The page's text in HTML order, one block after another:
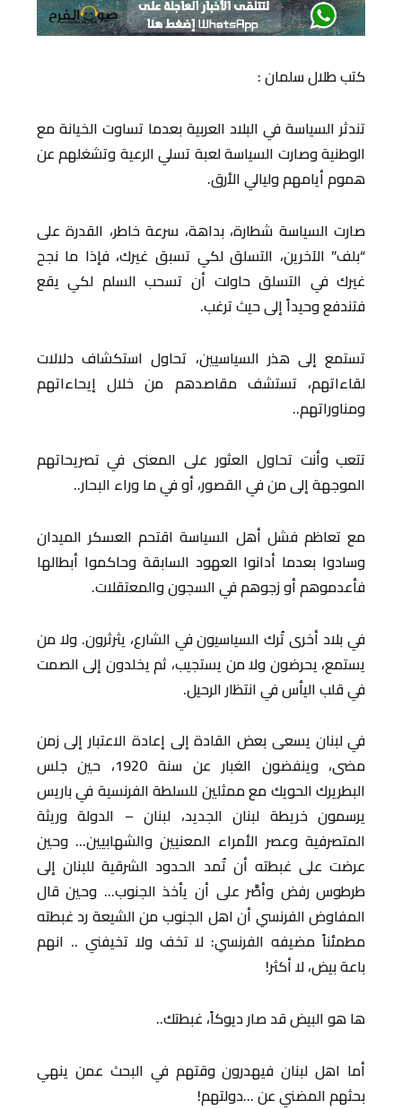
كتب طلال سلمان :
تندثر السياسة في البلاد العربية بعدما تساوت الخيانة مع
الوطنية وصارت السياسة لعبة تسلي الرعية وتشغلهم عن
هموم أيامهم وليالي الأرق.
صارت السياسة شطارة، بداهة، سرعة خاطر، القدرة على
“بلف” الآخرين، التسلق لكي تسبق غيرك، فإذا ما نجح
غيرك في التسلق حاولت أن تسحب السلم لكي يقع
فتندفع وحيداً إلى حيث ترغب.
تستمع إلى هذر السياسيين، تحاول استكشاف دلالات
لقاءاتهم، تستشف مقاصدهم من خلال إيحاءاتهم
ومناوراتهم..
تتعب وأنت تحاول العثور على المعنى في تصريحاتهم
الموجهة إلى من في القصور، أو في ما وراء البحار..
مع تعاظم فشل أهل السياسة اقتحم العسكر الميدان
وسادوا بعدما أدانوا العهود السابقة وحاكموا أبطالها
فأعدموهم أو زجوهم في السجون والمعتقلات.
في بلاد أخرى تُرك السياسيون في الشارع، يثرثرون. ولا من
يستمع، يحرضون ولا من يستجيب، ثم يخلدون إلى الصمت
في قلب اليأس في انتظار الرحيل.
في لبنان يسعى بعض القادة إلى إعادة الاعتبار إلى زمن
مضى، وينفضون الغبار عن سنة 1920، حين جلس
البطريرك الحويك مع ممثلين للسلطة الفرنسية في باريس
يرسمون خريطة لبنان الجديد، لبنان – الدولة وريثة
المتصرفية وعصر الأمراء المعنيين والشهابيين… وحين
عرضت على غبطته أن تُمد الحدود الشرقية للبنان إلى
طرطوس رفض وأصَّر على أن يأخذ الجنوب… وحين قال
المفاوض الفرنسي أن اهل الجنوب من الشيعة رد غبطته
مطمئناً مضيفه الفرنسي: لا تخف ولا تخيفني .. انهم
باعة بيض، لا أكثر!
ها هو البيض قد صار ديوكاً، غبطتك..
أما اهل لبنان فيهدرون وقتهم في البحث عمن ينهي
بحثهم المضني عن …دولتهم!